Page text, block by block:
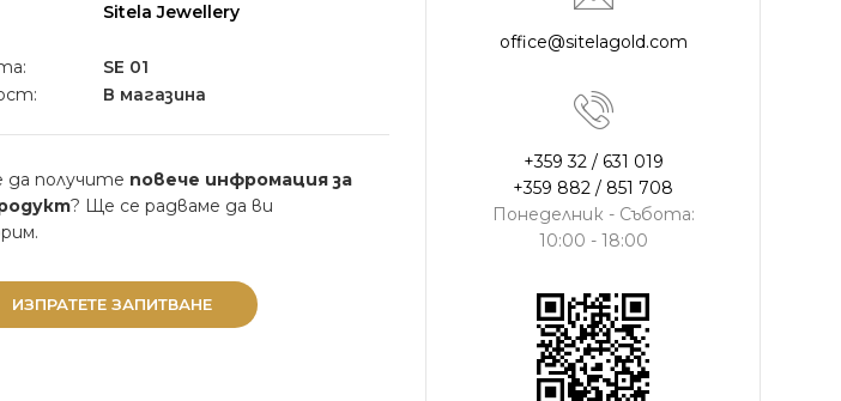
Sitela Jewellery
SE 01
В магазина
да получите повече инфромация за
? Ще се радваме да ви
ИЗПРАТЕТЕ ЗАПИТВАНЕ
office@sitelagold.com
+359 32 / 631 019
+359 882 / 851 708
Понеделник - Събота:
10:00 - 18:00